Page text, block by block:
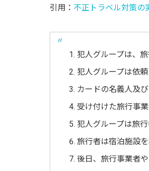
引用： 不正トラベル対策
犯人グループは、
犯人グループは依
カードの名義人及
受け付けた旅行事
犯人グループは旅
旅行者は宿泊施設
後日、旅行事業者